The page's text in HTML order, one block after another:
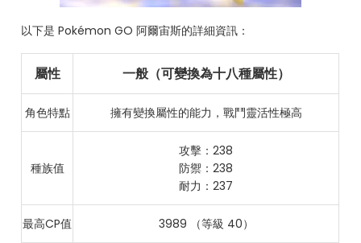
以下是 Pokémon GO 阿爾宙斯的詳細資訊：
屬性 一般（可變換為十八種屬性）
角色特點 擁有變換屬性的能力，戰鬥靈活性極高
種族值
攻擊：238
防禦：238
耐力：237
最高CP值 3989 （等級 40）